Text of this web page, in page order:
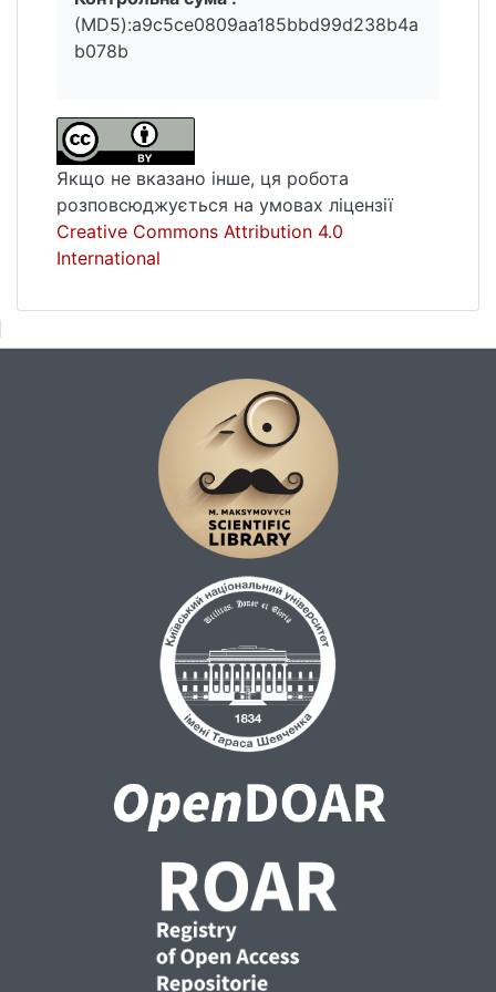
(MD5):a9c5ce0809aa185bbd99d238b4a
b078b
Якщо не вказано інше, ця робота
розповсюджується на умовах ліцензії
Creative Commons Attribution 4.0
International